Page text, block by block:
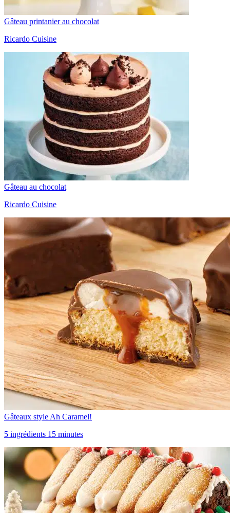
Gâteau printanier au chocolat
Ricardo Cuisine
Gâteau au chocolat
Ricardo Cuisine
Gâteaux style Ah Caramel!
5 ingrédients 15 minutes